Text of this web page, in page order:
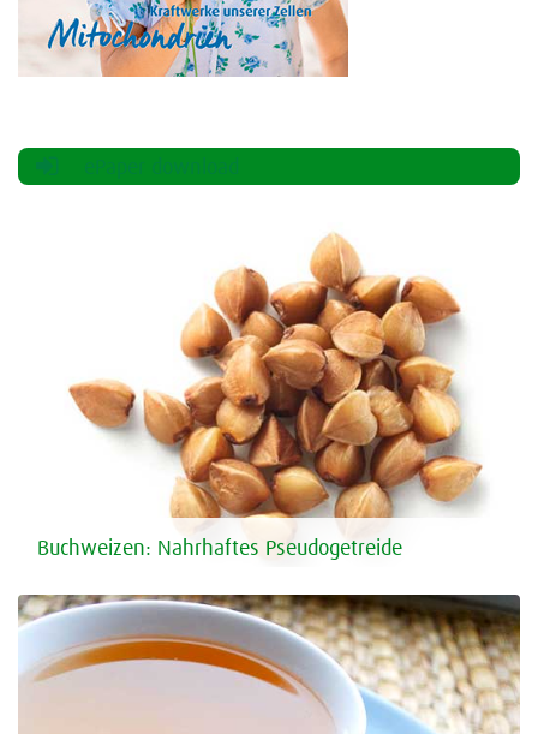
ePaper download
Buchweizen: Nahrhaftes Pseudogetreide